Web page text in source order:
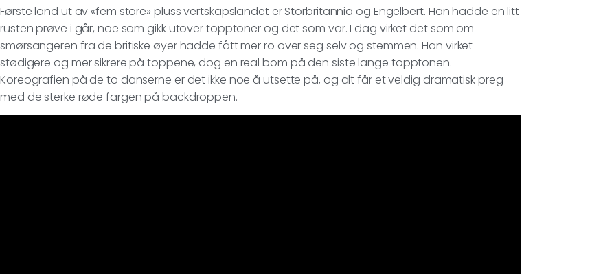
Første land ut av «fem store» pluss vertskapslandet er Storbritannia og Engelbert. Han hadde en litt
rusten prøve i går, noe som gikk utover topptoner og det som var. I dag virket det som om
smørsangeren fra de britiske øyer hadde fått mer ro over seg selv og stemmen. Han virket
stødigere og mer sikrere på toppene, dog en real bom på den siste lange topptonen.
Koreografien på de to danserne er det ikke noe å utsette på, og alt får et veldig dramatisk preg
med de sterke røde fargen på backdroppen.